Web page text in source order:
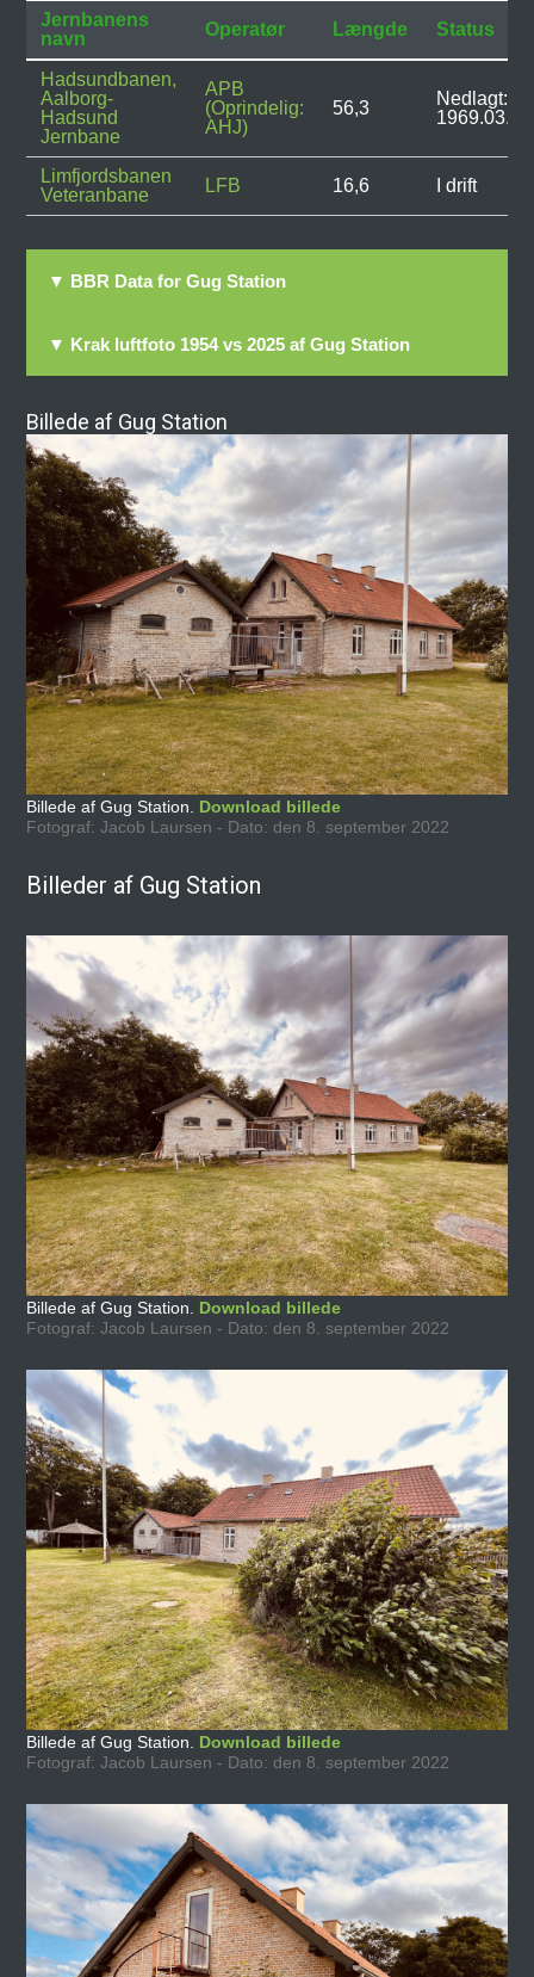
Jernbanens
navn
Operatør Længde Status
Hadsundbanen,
Aalborg-
Hadsund
Jernbane
APB
(Oprindelig:
AHJ)
56,3
Nedlagt:
1969.03.31
Limfjordsbanen
Veteranbane
LFB 16,6 I drift
▼ BBR Data for Gug Station
▼ Krak luftfoto 1954 vs 2025 af Gug Station
Billede af Gug Station
Billede af Gug Station. Download billede
Fotograf: Jacob Laursen - Dato: den 8. september 2022
Billeder af Gug Station
Billede af Gug Station. Download billede
Fotograf: Jacob Laursen - Dato: den 8. september 2022
Billede af Gug Station. Download billede
Fotograf: Jacob Laursen - Dato: den 8. september 2022